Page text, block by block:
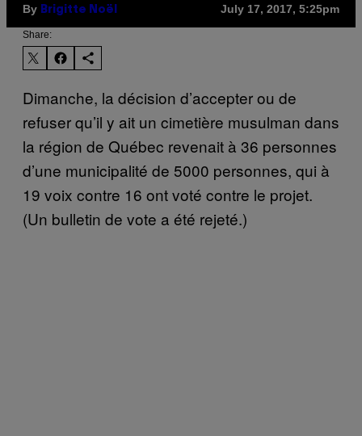
By Brigitte Noël July 17, 2017, 5:25pm
Share:
Dimanche, la décision d’accepter ou de
refuser qu’il y ait un cimetière musulman dans
la région de Québec revenait à 36 personnes
d’une municipalité de 5000 personnes, qui à
19 voix contre 16 ont voté contre le projet.
(Un bulletin de vote a été rejeté.)